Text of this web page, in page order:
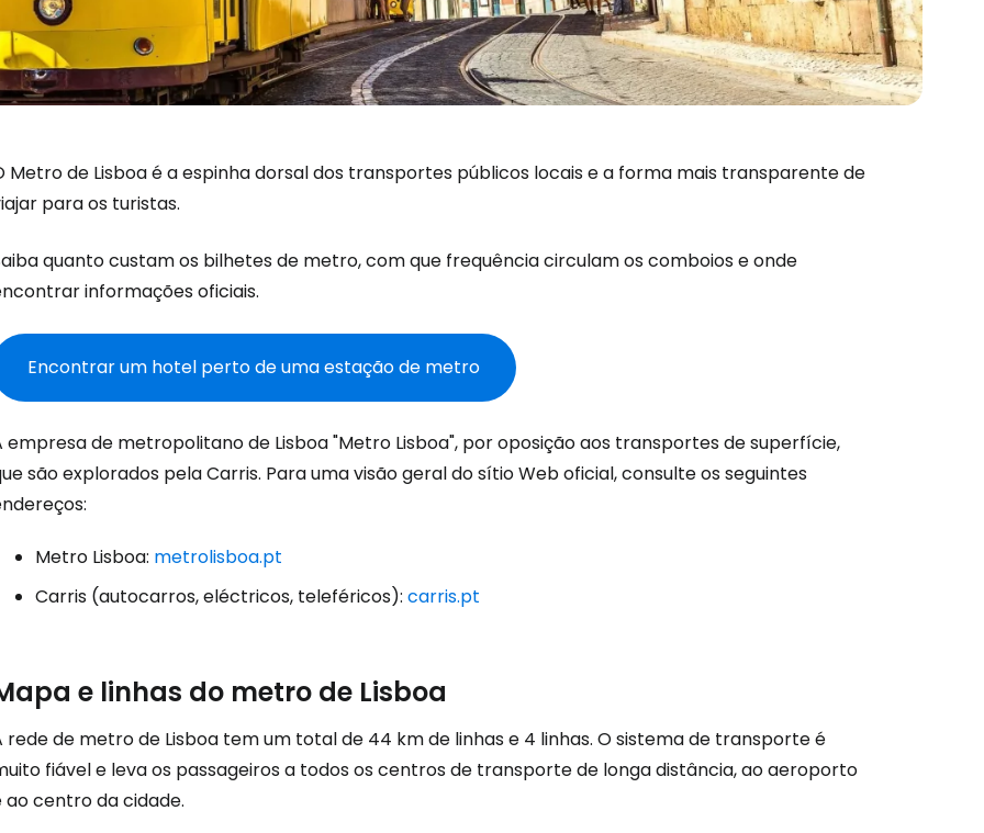
Metro de Lisboa é a espinha dorsal dos transportes públicos locais e a forma mais transparente de
para os turistas.
quanto custam os bilhetes de metro, com que frequência circulam os comboios e onde
informações oficiais.
Encontrar um hotel perto de uma estação de metro
empresa de metropolitano de Lisboa "Metro Lisboa", por oposição aos transportes de superfície,
são explorados pela Carris. Para uma visão geral do sítio Web oficial, consulte os seguintes
Metro Lisboa: metrolisboa.pt
Carris (autocarros, eléctricos, teleféricos): carris.pt
e linhas do metro de Lisboa
rede de metro de Lisboa tem um total de 44 km de linhas e 4 linhas. O sistema de transporte é
fiável e leva os passageiros a todos os centros de transporte de longa distância, ao aeroporto
ao centro da cidade.